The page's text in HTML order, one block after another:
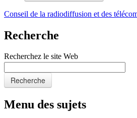
Conseil de la radiodiffusion et des
Recherche
Recherchez le site Web
Recherche
Menu des sujets